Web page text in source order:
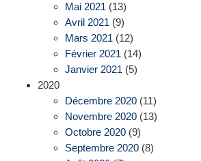
Mai 2021 (13)
Avril 2021 (9)
Mars 2021 (12)
Février 2021 (14)
Janvier 2021 (5)
2020
Décembre 2020 (11)
Novembre 2020 (13)
Octobre 2020 (9)
Septembre 2020 (8)